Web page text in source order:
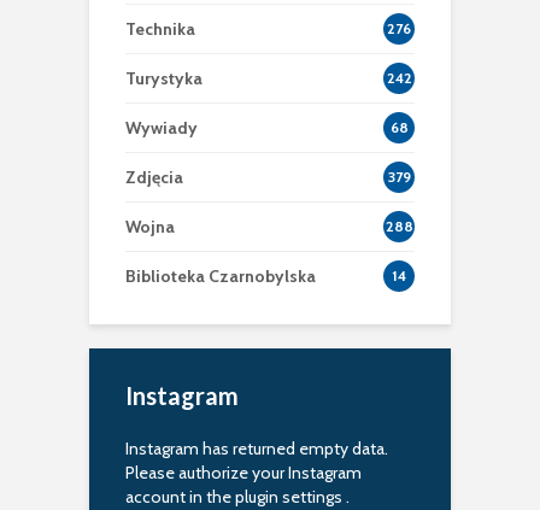
Technika 276
Turystyka 242
Wywiady 68
Zdjęcia 379
Wojna 288
Biblioteka Czarnobylska 14
Instagram
Instagram has returned empty data.
Please authorize your Instagram
account in theplugin settings .